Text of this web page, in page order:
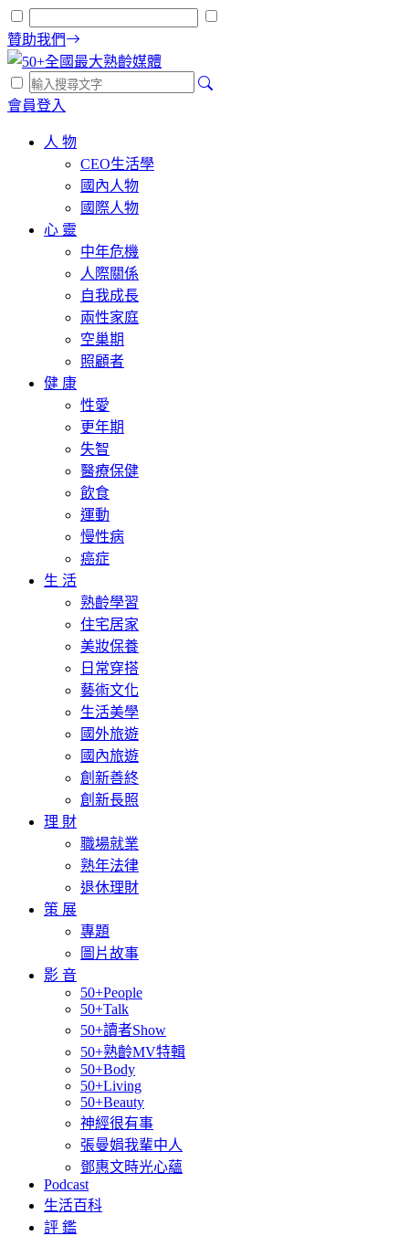
贊助我們
會員登入
人 物
CEO生活學
國內人物
國際人物
心 靈
中年危機
人際關係
自我成長
兩性家庭
空巢期
照顧者
健 康
性愛
更年期
失智
醫療保健
飲食
運動
慢性病
癌症
生 活
熟齡學習
住宅居家
美妝保養
日常穿搭
藝術文化
生活美學
國外旅遊
國內旅遊
創新善終
創新長照
理 財
職場就業
熟年法律
退休理財
策 展
專題
圖片故事
影 音
50+People
50+Talk
50+讀者Show
50+熟齡MV特輯
50+Body
50+Living
50+Beauty
神經很有事
張曼娟我輩中人
鄧惠文時光心蘊
Podcast
生活百科
評 鑑